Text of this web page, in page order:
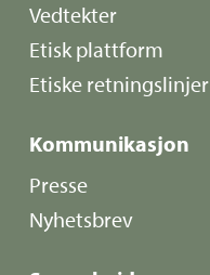
Vedtekter
Etisk plattform
Etiske retningslinjer
Kommunikasjon
Presse
Nyhetsbrev